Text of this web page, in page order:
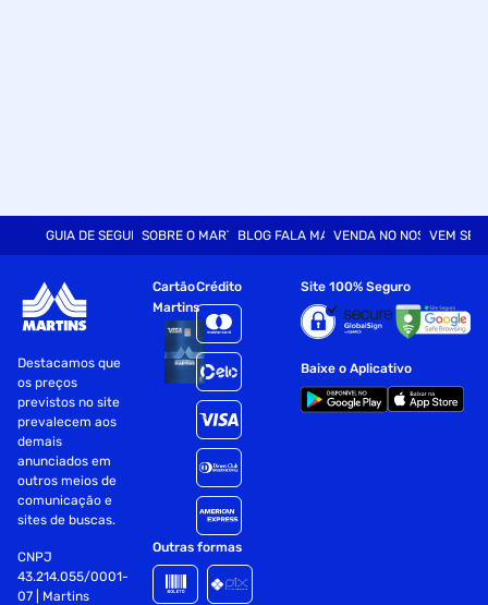
GUIA DE SEGURANÇASOBRE O MARTINSBLOG FALA MARTVENDA NO NOSSO SITE
VEM SER
Destacamos que
os preços
previstos no site
prevalecem aos
demais
anunciados em
outros meios de
comunicação e
sites de buscas.
CNPJ
43.214.055/0001-
07 | Martins
Cartão
Martins
Crédito
Outras formas
Site 100% Seguro
Baixe o Aplicativo